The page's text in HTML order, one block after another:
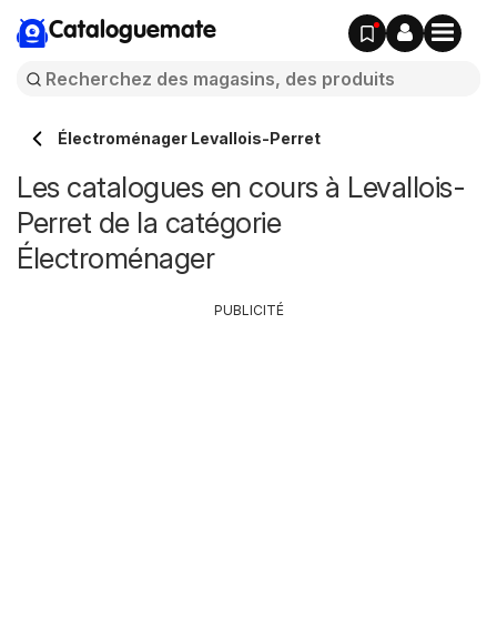
Cataloguemate
Électroménager Levallois-Perret
Les catalogues en cours à Levallois-
Perret de la catégorie
Électroménager
PUBLICITÉ